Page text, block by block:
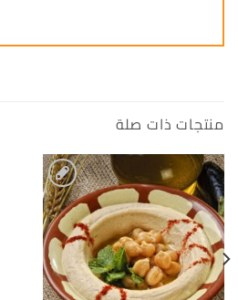
منتجات ذات صلة
إضافة
الى
المفضلة